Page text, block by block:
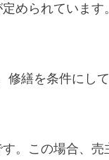
められています
修繕を条件にし
。この場合、